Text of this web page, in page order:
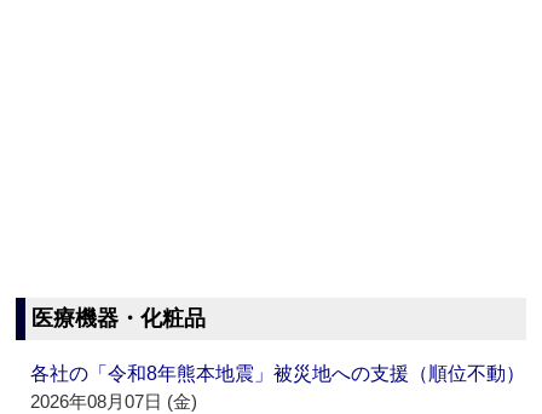
医療機器・化粧品
各社の「令和8年熊本地震」被災地への支援（順位不動）
2026年08月07日 (金)